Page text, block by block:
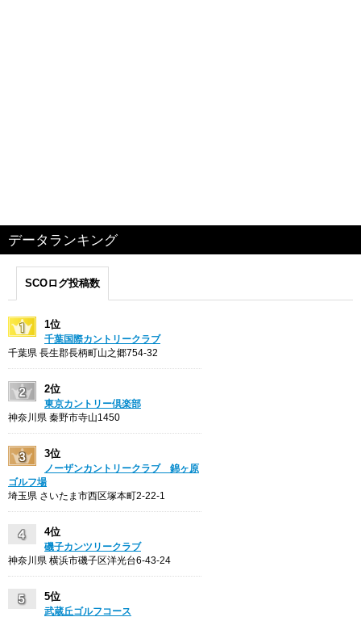
データランキング
SCOログ投稿数
1位
千葉国際カントリークラブ
千葉県 長生郡長柄町山之郷754-32
2位
東京カントリー倶楽部
神奈川県 秦野市寺山1450
3位
ノーザンカントリークラブ 錦ヶ原
ゴルフ場
埼玉県 さいたま市西区塚本町2-22-1
4位
磯子カンツリークラブ
神奈川県 横浜市磯子区洋光台6-43-24
5位
武蔵丘ゴルフコース